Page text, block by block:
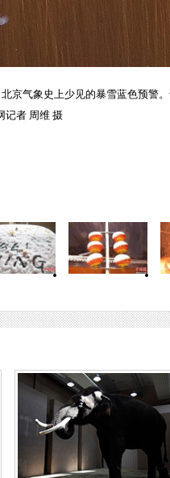
京气象史上少见的暴雪蓝色预警
记者 周维 摄